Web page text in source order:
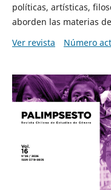
políticas, artísticas,
aborden las materias
Ver revista
Número